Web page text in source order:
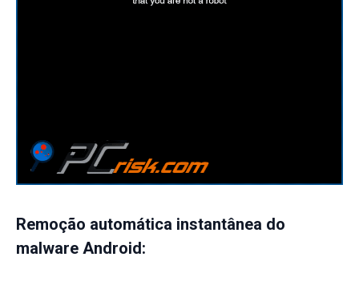
Remoção automática instantânea do
malware Android: